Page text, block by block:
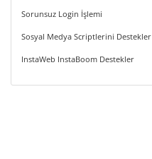
Sorunsuz Login İşlemi
Sosyal Medya Scriptlerini Destekler
InstaWeb InstaBoom Destekler